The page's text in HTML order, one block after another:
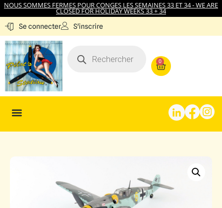
NOUS SOMMES FERMES POUR CONGES LES SEMAINES 33 ET 34 - WE ARE
CLOSED FOR HOLIDAY WEEKS 33 + 34
Se connecter S'inscrire
0